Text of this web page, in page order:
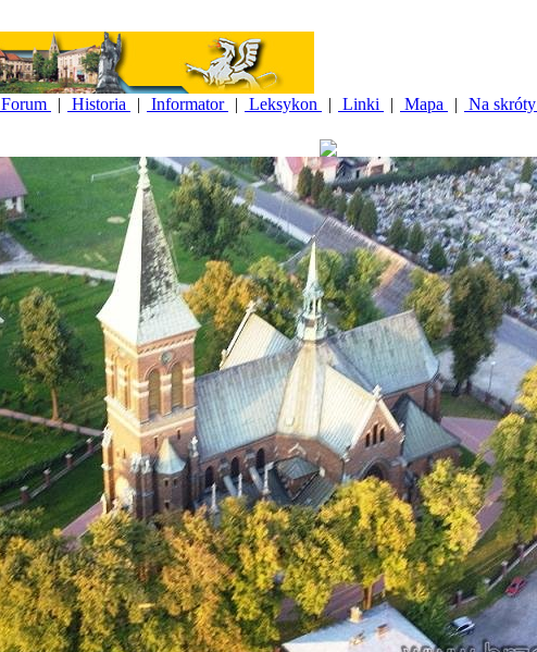
Forum | Historia | Informator | Leksykon | Linki | Mapa | Na skróty